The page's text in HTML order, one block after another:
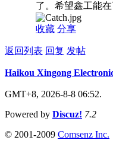
了。希望鑫工能
收藏 分享
返回列表 回复 发帖
Haikou Xingong
GMT+8, 2026-8-8 06:52.
Powered by Discuz! 7.2
© 2001-2009 Comsenz Inc.